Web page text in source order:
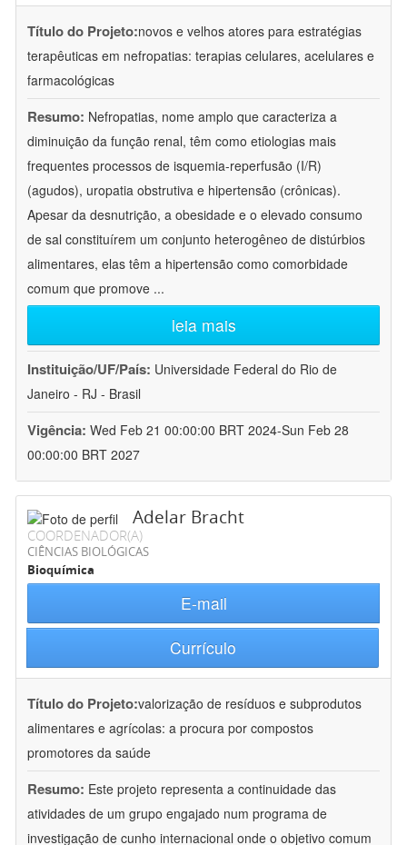
Título do Projeto:novos e velhos atores para estratégias
terapêuticas em nefropatias: terapias celulares, acelulares e
farmacológicas
Resumo: Nefropatias, nome amplo que caracteriza a
diminuição da função renal, têm como etiologias mais
frequentes processos de isquemia-reperfusão (I/R)
(agudos), uropatia obstrutiva e hipertensão (crônicas).
Apesar da desnutrição, a obesidade e o elevado consumo
de sal constituírem um conjunto heterogêneo de distúrbios
alimentares, elas têm a hipertensão como comorbidade
comum que promove ...
leia mais
Instituição/UF/País: Universidade Federal do Rio de
Janeiro - RJ - Brasil
Vigência: Wed Feb 21 00:00:00 BRT 2024-Sun Feb 28
00:00:00 BRT 2027
Adelar Bracht
COORDENADOR(A)
CIÊNCIAS BIOLÓGICAS
Bioquímica
E-mail
Currículo
Título do Projeto:valorização de resíduos e subprodutos
alimentares e agrícolas: a procura por compostos
promotores da saúde
Resumo: Este projeto representa a continuidade das
atividades de um grupo engajado num programa de
investigação de cunho internacional onde o objetivo comum